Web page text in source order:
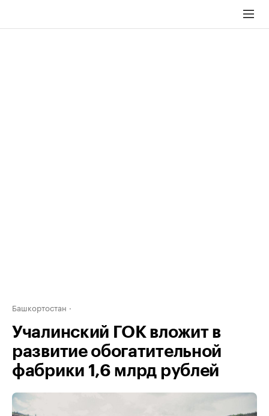
Башкортостан
Учалинский ГОК вложит в
развитие обогатительной
фабрики 1,6 млрд рублей